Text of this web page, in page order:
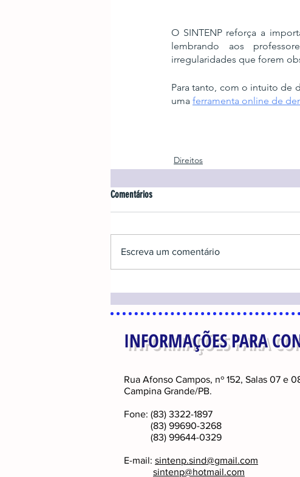
O SINTENP reforça a
lembrando aos
irregularidades que forem
Para tanto, com o intuito de
uma ferramenta online de
Direitos
Comentários
Escreva um comentário
INFORMAÇÕES PARA
Rua Afonso Campos, nº 152, Salas 07 e
Campina Grande/PB.
Fone: (83) 3322-1897
(83) 99690-3268
(83) 99644-0329
E-mail: sintenp.sind@gmail.com
sintenp@hotmail.com